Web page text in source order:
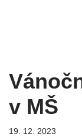
v MŠ
19. 12. 2023